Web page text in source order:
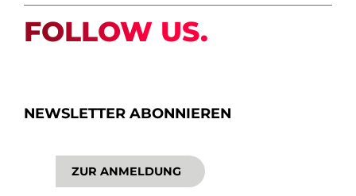
FOLLOW US.
NEWSLETTER ABONNIEREN
ZUR ANMELDUNG